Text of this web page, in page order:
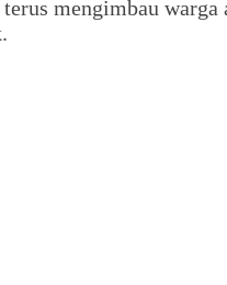
mengimbau